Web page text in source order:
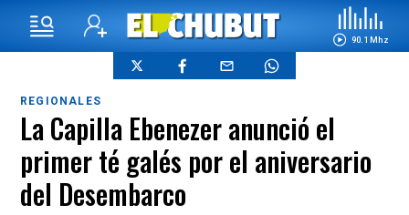
90.1 Mhz
REGIONALES
La Capilla Ebenezer anunció el
primer té galés por el aniversario
del Desembarco